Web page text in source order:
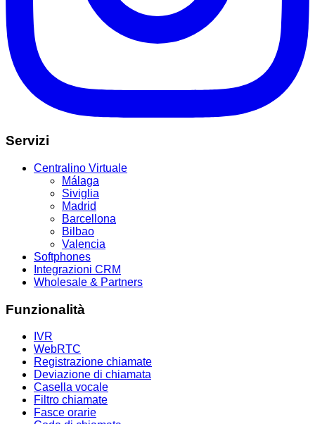
Servizi
Centralino Virtuale
Málaga
Siviglia
Madrid
Barcellona
Bilbao
Valencia
Softphones
Integrazioni CRM
Wholesale & Partners
Funzionalità
IVR
WebRTC
Registrazione chiamate
Deviazione di chiamata
Casella vocale
Filtro chiamate
Fasce orarie